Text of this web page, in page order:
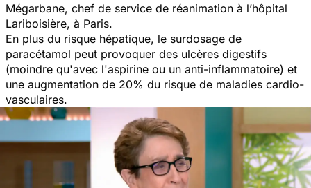
Mégarbane, chef de service de réanimation à l’hôpital
Lariboisière, à Paris.
En plus du risque hépatique, le surdosage de
paracétamol peut provoquer des ulcères digestifs
(moindre qu'avec l'aspirine ou un anti-inflammatoire) et
une augmentation de 20% du risque de maladies cardio-
vasculaires.